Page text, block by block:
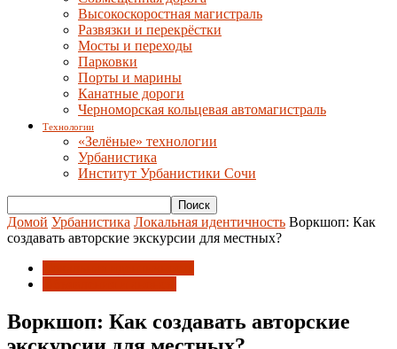
Высокоскоростная магистраль
Развязки и перекрёстки
Мосты и переходы
Парковки
Порты и марины
Канатные дороги
Черноморская кольцевая автомагистраль
Технологии
«Зелёные» технологии
Урбанистика
Институт Урбанистики Сочи
Домой Урбанистика Локальная идентичность Воркшоп: Как
создавать авторские экскурсии для местных?
Воркшоп: Как создавать авторские